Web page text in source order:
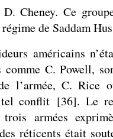
Cheney. Ce
de Saddam
américains
comme C. Powell,
l’armée, C. Rice
conflit [36]. Le
armées
réticents était